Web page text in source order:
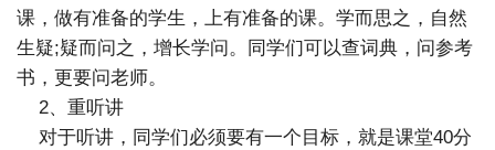
课，做有准备的学生，上有准备的课。学而思之，自然
生疑;疑而问之，增长学问。同学们可以查词典，问参考
书，更要问老师。
2、重听讲
对于听讲，同学们必须要有一个目标，就是课堂40分